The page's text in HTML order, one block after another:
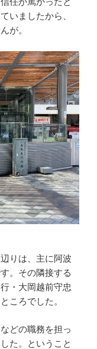
いましたから、
が。
りは、主に阿波
。その隣接する
・大岡越前守忠
ころでした。
どの職務を担っ
た。ということ